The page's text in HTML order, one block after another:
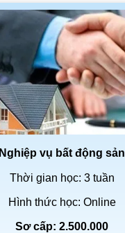
Nghiệp vụ bất động sản
Thời gian học: 3 tuần
Hình thức học: Online
Sơ cấp: 2.500.000